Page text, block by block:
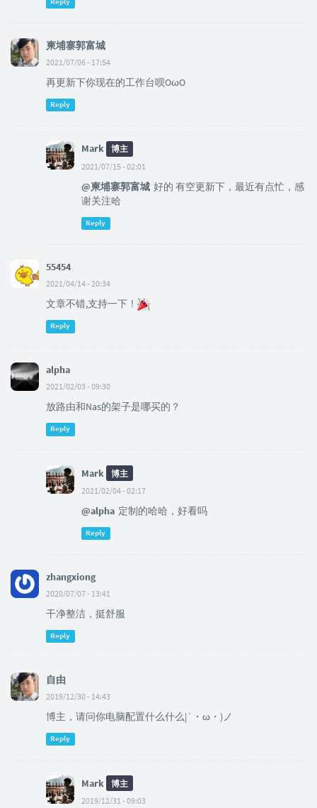
柬埔寨郭富城
2021/07/06 - 17:54
再更新下你现在的工作台呗OωO
Reply
Mark
博主
2021/07/15 - 02:01
@柬埔寨郭富城 好的 有空更新下，最近有点忙，感
谢关注哈
Reply
55454
2021/04/14 - 20:34
文章不错,支持一下！
Reply
alpha
2021/02/03 - 09:30
放路由和Nas的架子是哪买的？
Reply
Mark
博主
2021/02/04 - 02:17
@alpha 定制的哈哈，好看吗
Reply
zhangxiong
2020/07/07 - 13:41
干净整洁，挺舒服
Reply
自由
2019/12/30 - 14:43
博主，请问你电脑配置什么什么|´・ω・)ノ
Reply
Mark
博主
2019/12/31 - 09:03